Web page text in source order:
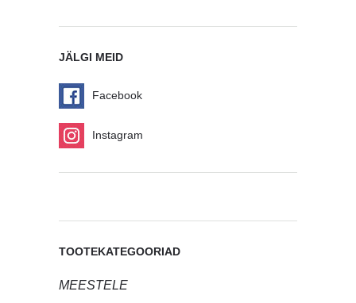
JÄLGI MEID
Facebook
Instagram
TOOTEKATEGOORIAD
MEESTELE